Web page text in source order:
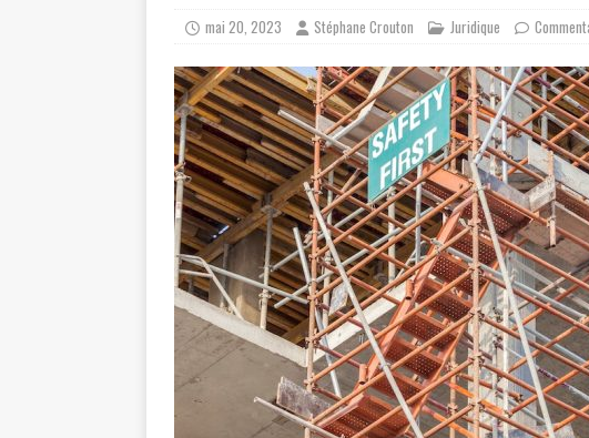
mai 20, 2023 Stéphane Crouton Juridique